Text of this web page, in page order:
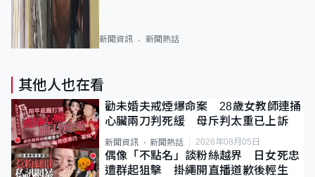
新聞資訊 新聞熱話
其他人也在看
勸未婚夫戒煙爆命案 28歲女教師連捅
心臟兩刀判死緩 母斥判太重已上訴
新聞資訊 新聞熱話 2026年08月05日
偶像「不點名」談粉絲越界 日女死忠
遭群起狙擊 掛繩開直播道歉後輕生